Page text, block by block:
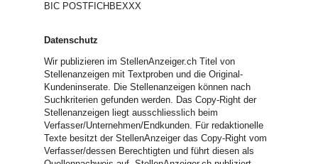
BIC POSTFICHBEXXX
Datenschutz
Wir publizieren im StellenAnzeiger.ch Titel von
Stellenanzeigen mit Textproben und die Original-
Kundeninserate. Die Stellenanzeigen können nach
Suchkriterien gefunden werden. Das Copy-Right der
Stellenanzeigen liegt ausschliesslich beim
Verfasser/Unternehmen/Endkunden. Für redaktionelle
Texte besitzt der StellenAnzeiger das Copy-Right vom
Verfasser/dessen Berechtigten und führt diesen als